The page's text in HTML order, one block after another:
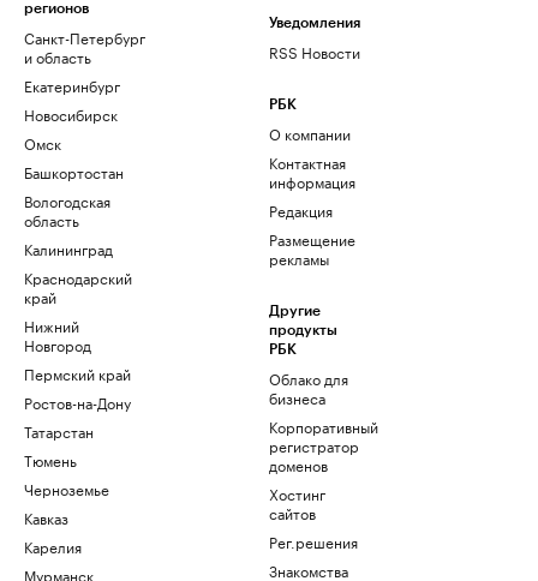
регионов
Санкт-Петербург
и область
Екатеринбург
Новосибирск
Омск
Башкортостан
Вологодская
область
Калининград
Краснодарский
край
Нижний
Новгород
Пермский край
Ростов-на-Дону
Татарстан
Тюмень
Черноземье
Кавказ
Карелия
Мурманск
Уведомления
RSS Новости
РБК
О компании
Контактная
информация
Редакция
Размещение
рекламы
Другие
продукты
РБК
Облако для
бизнеса
Корпоративный
регистратор
доменов
Хостинг
сайтов
Рег.решения
Знакомства